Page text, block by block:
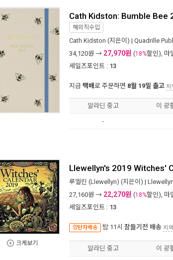
Cath Kidston: Bumble Bee
해외직수입
Cath Kidston (지은이) | Quadrille
34,120원 → 27,970원 (18%할인), 마
세일즈포인트 : 13
지금 택배로 주문하면 8월 19일 출고 지
알라딘 중고 이 광
-
크게보기
Llewellyn's 2019 Witches'
루엘린 (Llewellyn) (지은이) |
27,160원 → 22,270원 (18%할인), 마
세일즈포인트 : 13
양탄자배송 밤 11시 잠들기전 배송 지
알라딘 중고 이 광